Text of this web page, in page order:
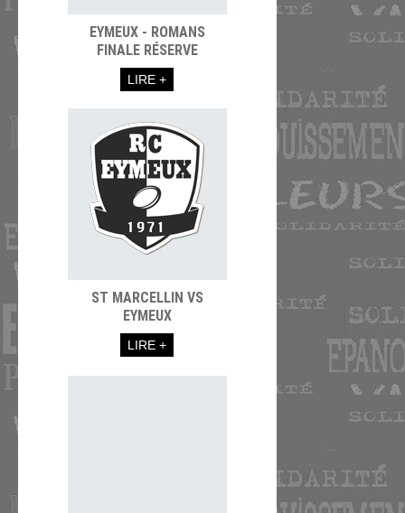
EYMEUX - ROMANS
FINALE RÉSERVE
LIRE +
ST MARCELLIN VS
EYMEUX
LIRE +